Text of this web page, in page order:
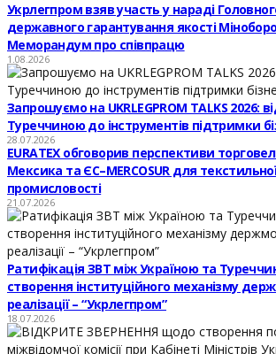
Укрлегпром взяв участь у нараді
державного гарантування якості
Меморандум про співпрацю
1.08.2026
Запрошуємо на UKRLEGPROM TALKS 2026:
Туреччиною до інструментів підтримки
28.07.2026
EURATEX обговорив перспективи
Мексика та ЄС–MERCOSUR для
промисловості
21.07.2026
Ратифікація ЗВТ між Україною та
створення інституційного механізму
реалізації – “Укрлегпром”
18.07.2026